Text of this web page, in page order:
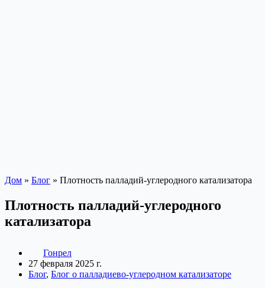
Дом » Блог » Плотность палладий-углеродного катализатора
Плотность палладий-углеродного
катализатора
Гонрел
27 февраля 2025 г.
Блог, Блог о палладиево-углеродном катализаторе